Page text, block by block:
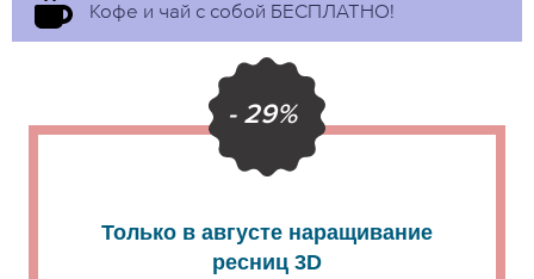
Кофе и чай с собой БЕСПЛАТНО!
- 29%
Только в августе наращивание
ресниц 3D